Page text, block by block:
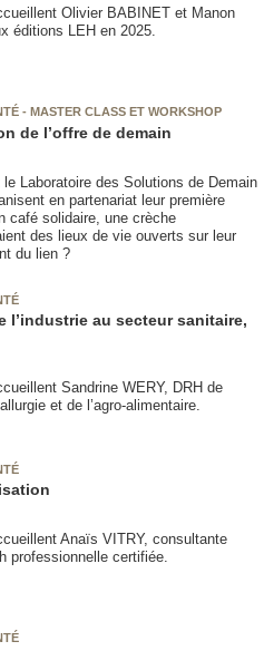
Olivier BABINET et Manon
éditions LEH en 2025.
- MASTER CLASS ET WORKSHOP
de l’offre de demain
Laboratoire des Solutions de Demain
en partenariat leur première
café solidaire, une crèche
des lieux de vie ouverts sur leur
du lien ?
l’industrie au secteur sanitaire,
Sandrine WERY, DRH de
et de l’agro-alimentaire.
Anaïs VITRY, consultante
professionnelle certifiée.